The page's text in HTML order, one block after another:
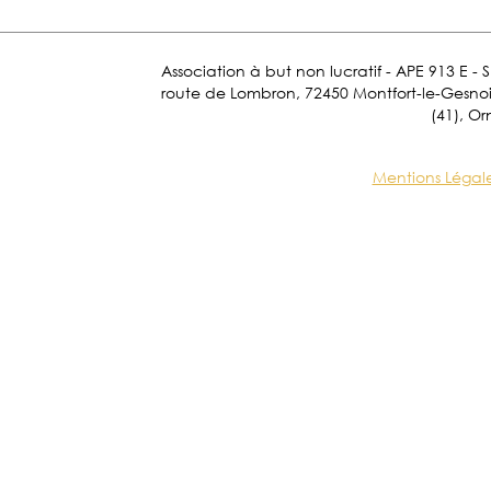
Association à but non lucratif - APE 913 E -
route de Lombron, 72450 Montfort-le-
(41),
Mentions